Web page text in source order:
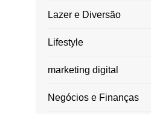
Lazer e Diversão
Lifestyle
marketing digital
Negócios e Finanças